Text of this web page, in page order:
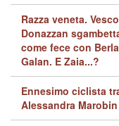
Razza veneta.
Donazzan
come fece con
Galan. E Zaia...?
Ennesimo ciclista
Alessandra